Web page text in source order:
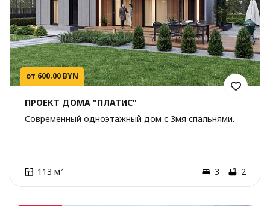
от 600.00 BYN
ПРОЕКТ ДОМА "ПЛАТИС"
Современный одноэтажный дом с 3мя спальнями.
113 м² 3 2